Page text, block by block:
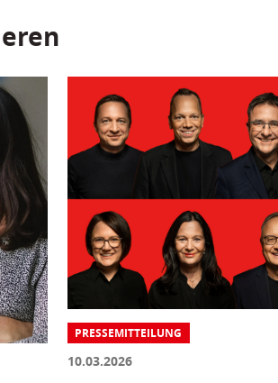
PRESSEMITTEILUNG
10.03.2026